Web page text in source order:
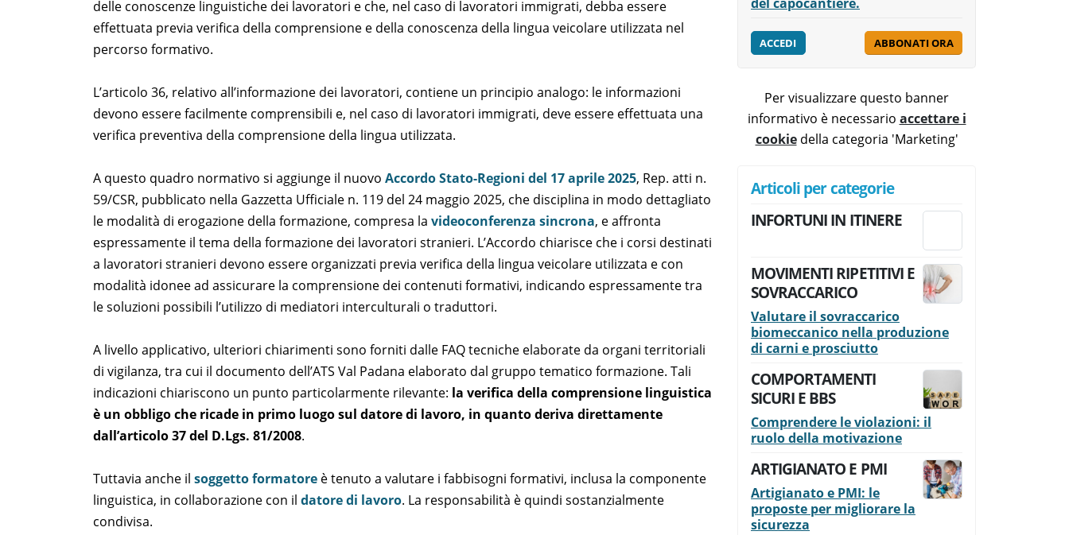
delle conoscenze linguistiche dei lavoratori e che, nel caso di lavoratori immigrati, debba essere
effettuata previa verifica della comprensione e della conoscenza della lingua veicolare utilizzata nel
percorso formativo.
L’articolo 36, relativo all’informazione dei lavoratori, contiene un principio analogo: le informazioni
devono essere facilmente comprensibili e, nel caso di lavoratori immigrati, deve essere effettuata una
verifica preventiva della comprensione della lingua utilizzata.
A questo quadro normativo si aggiunge il nuovo Accordo Stato-Regioni del 17 aprile 2025, Rep. atti n.
59/CSR, pubblicato nella Gazzetta Ufficiale n. 119 del 24 maggio 2025, che disciplina in modo dettagliato
le modalità di erogazione della formazione, compresa la videoconferenza sincrona, e affronta
espressamente il tema della formazione dei lavoratori stranieri. L’Accordo chiarisce che i corsi destinati
a lavoratori stranieri devono essere organizzati previa verifica della lingua veicolare utilizzata e con
modalità idonee ad assicurare la comprensione dei contenuti formativi, indicando espressamente tra
le soluzioni possibili l’utilizzo di mediatori interculturali o traduttori.
A livello applicativo, ulteriori chiarimenti sono forniti dalle FAQ tecniche elaborate da organi territoriali
di vigilanza, tra cui il documento dell’ATS Val Padana elaborato dal gruppo tematico formazione. Tali
indicazioni chiariscono un punto particolarmente rilevante: la verifica della comprensione linguistica
è un obbligo che ricade in primo luogo sul datore di lavoro, in quanto deriva direttamente
dall’articolo 37 del D.Lgs. 81/2008.
Tuttavia anche il soggetto formatore è tenuto a valutare i fabbisogni formativi, inclusa la componente
linguistica, in collaborazione con il datore di lavoro. La responsabilità è quindi sostanzialmente
condivisa.
ACCEDI ABBONATI ORA
Per visualizzare questo banner
informativo è necessario accettare i
cookiedella categoria 'Marketing'
Articoli per categorie
INFORTUNI IN ITINERE
MOVIMENTI RIPETITIVI E
SOVRACCARICO
Valutare il sovraccarico
biomeccanico nella produzione
di carni e prosciutto
COMPORTAMENTI
SICURI E BBS
Comprendere le violazioni: il
ruolo della motivazione
ARTIGIANATO E PMI
Artigianato e PMI: le
proposte per migliorare la
sicurezza